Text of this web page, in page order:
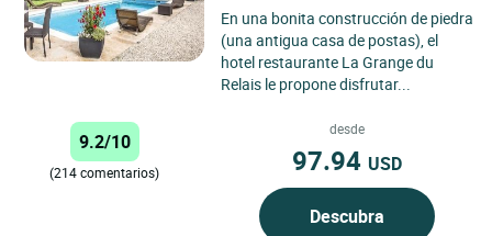
En una bonita construcción de piedra
(una antigua casa de postas), el
hotel restaurante La Grange du
Relais le propone disfrutar...
9.2/10
(214 comentarios)
desde
97.94 USD
Descubra